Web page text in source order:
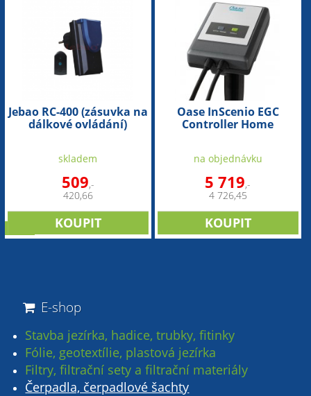
Jebao RC-400 (zásuvka na
dálkové ovládání)
skladem
509,-
420,66
Oase InScenio EGC
Controller Home
na objednávku
5 719,-
4 726,45
E-shop
Stavba jezírka, hadice, trubky, fitinky
Fólie, geotextílie, plastová jezírka
Filtry, filtrační sety a filtrační materiály
Čerpadla, čerpadlové šachty